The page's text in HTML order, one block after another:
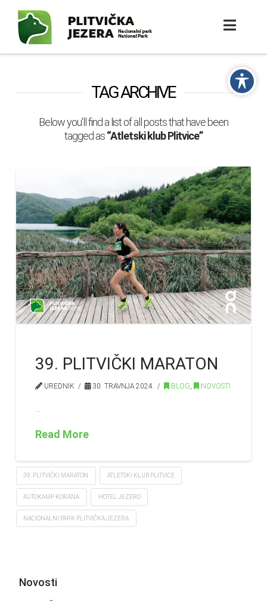
TAG ARCHIVE
Below you'll find a list of all posts that have been
tagged as“Atletski klub Plitvice”
39. PLITVIČKI MARATON
UREDNIK 30. TRAVNJA 2024. BLOG, NOVOSTI
Read More
39. PLITVIČKI MARATON ATLETSKI KLUB PLITVICE
AUTOKAMP KORANA HOTEL JEZERO
NACIONALNI PARK PLITVIČKA JEZERA
Novosti